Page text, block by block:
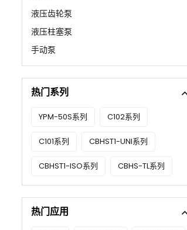
液压齿轮泵
液压柱塞泵
手动泵
热门系列
YPM-50S系列 C102系列
C101系列 CBHST1-UNI系列
CBHST1-ISO系列 CBHS-TL系列
热门应用